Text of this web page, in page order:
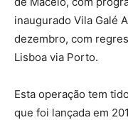
inaugurado Vila Galé
dezembro, com
Lisboa via Porto.
Esta operação tem
que foi lançada em